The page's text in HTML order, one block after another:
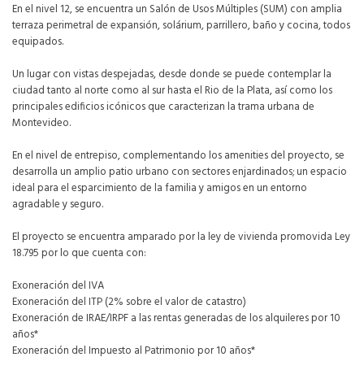
En el nivel 12, se encuentra un Salón de Usos Múltiples (SUM) con amplia
terraza perimetral de expansión, solárium, parrillero, baño y cocina, todos
equipados.
Un lugar con vistas despejadas, desde donde se puede contemplar la
ciudad tanto al norte como al sur hasta el Rio de la Plata, así como los
principales edificios icónicos que caracterizan la trama urbana de
Montevideo.
En el nivel de entrepiso, complementando los amenities del proyecto, se
desarrolla un amplio patio urbano con sectores enjardinados; un espacio
ideal para el esparcimiento de la familia y amigos en un entorno
agradable y seguro.
El proyecto se encuentra amparado por la ley de vivienda promovida Ley
18.795 por lo que cuenta con:
Exoneración del IVA
Exoneración del ITP (2% sobre el valor de catastro)
Exoneración de IRAE/IRPF a las rentas generadas de los alquileres por 10
años*
Exoneración del Impuesto al Patrimonio por 10 años*